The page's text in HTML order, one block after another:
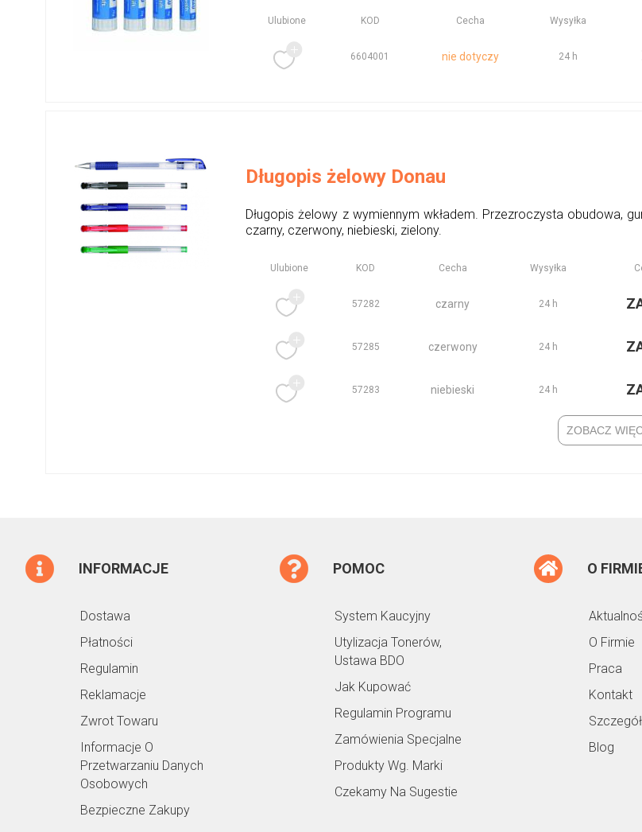
Ulubione KOD Cecha Wysyłka
6604001 nie dotyczy 24 h
Długopis żelowy Donau
Długopis żelowy z wymiennym wkładem. Przezroczysta obudowa,
czarny, czerwony, niebieski, zielony.
Ulubione KOD Cecha Wysyłka
57282 czarny 24 h
57285 czerwony 24 h
57283 niebieski 24 h
ZOBACZ
INFORMACJE
Dostawa
Płatności
Regulamin
Reklamacje
Zwrot Towaru
Informacje O
Przetwarzaniu Danych
Osobowych
Bezpieczne Zakupy
POMOC
System Kaucyjny
Utylizacja Tonerów,
Ustawa BDO
Jak Kupować
Regulamin Programu
Zamówienia Specjalne
Produkty Wg. Marki
Czekamy Na Sugestie
O
O Firmie
Praca
Kontakt
Blog